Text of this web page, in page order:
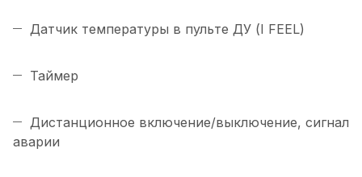
Датчик температуры в пульте ДУ (I FEEL)
Таймер
Дистанционное включение/выключение, сигнал
аварии